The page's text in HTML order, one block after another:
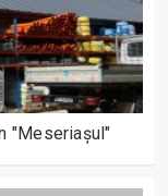
"Meseriașul"